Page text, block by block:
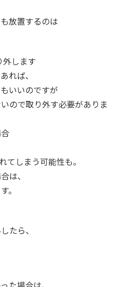
放置するのは
します
れば、
いいのですが
ので取り外す必要がありま
てしまう可能性も。
は、
。
たら、